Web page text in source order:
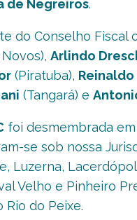
de Negreiros.
do Conselho Fiscal
Arlindo
(Piratuba), Reinaldo
(Tangará) e
foi desmembrada
se sob nossa
Luzerna,
Velho e Pinheiro
Rio do Peixe.